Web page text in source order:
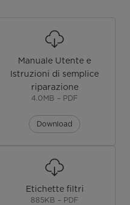
0.1 ~ 0.4 Mpa (senza alimentazione
elettrica > 0.2 MPa)
5 ~ 38℃
Manuale Utente e
Istruzioni di semplice
riparazione
4.0MB – PDF
Download
Etichette filtri
885KB – PDF